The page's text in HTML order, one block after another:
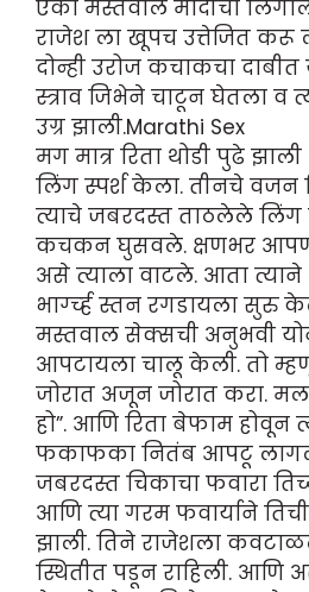
एका मस्तवाल मादीचा
राजेश ला खूपच उत्तेजित करू
दोन्ही उरोज कचाकचा
स्त्राव जिभेने चाटून घेतला व
उग्र झाली.Marathi Sex
मग मात्र रिता थोडी पुढे
लिंग स्पर्श केला. तीनचे वजन
त्याचे जबरदस्त ताठलेले लिंग
कचकन घुसवले. क्षणभर आपण
असे त्याला वाटले. आता
भार्ग्च्ह स्तन रगडायला सुरु
मस्तवाल सेक्सची अनुभवी
आपटायला चालू केली. तो
जोरात अजून जोरात करा.
हो”. आणि रिता बेफाम होवून
फकाफका नितंब आपटू
जबरदस्त चिकाचा फवारा
आणि त्या गरम फवार्याने
झाली. तिने राजेशला
स्थितीत पडून राहिली. आणि असे